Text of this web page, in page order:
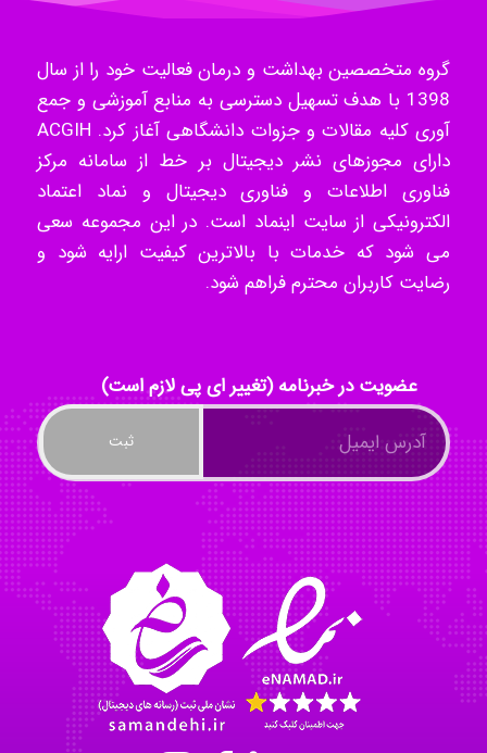
Tavan
akhtar shahsavandi
kimiya zirakpoor
Nazaninkarkon
Omid
Mehrab
گروه متخصصین بهداشت و درمان فعالیت خود را از سال
1398 با هدف تسهیل دسترسی به منابع آموزشی و جمع
آوری کلیه مقالات و جزوات دانشگاهی آغاز کرد. ACGIH
دارای مجوزهای نشر دیجیتال بر خط از سامانه مرکز
فناوری اطلاعات و فناوری دیجیتال و نماد اعتماد
الکترونیکی از سایت اینماد است. در این مجموعه سعی
می شود که خدمات با بالاترین کیفیت ارایه شود و
رضایت کاربران محترم فراهم شود.
عضویت در خبرنامه (تغییر ای پی لازم است)